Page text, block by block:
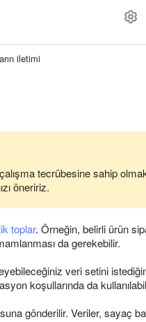
iletimi
tecrübesine sahip
öneririz.
toplar. Örneğin, belirli ürün
da gerekebilir.
veri setini
koşullarında da
gönderilir. Veriler, sayaç